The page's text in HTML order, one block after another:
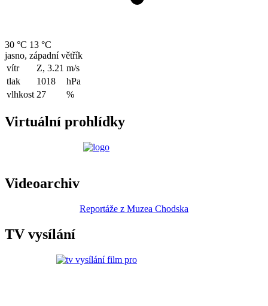
30 °C 13 °C
jasno, západní větřík
vítr
Z, 3.21 m/s
tlak
1018
hPa
vlhkost 27 %
Virtuální prohlídky
Videoarchiv
Reportáže z Muzea Chodska
TV vysílání